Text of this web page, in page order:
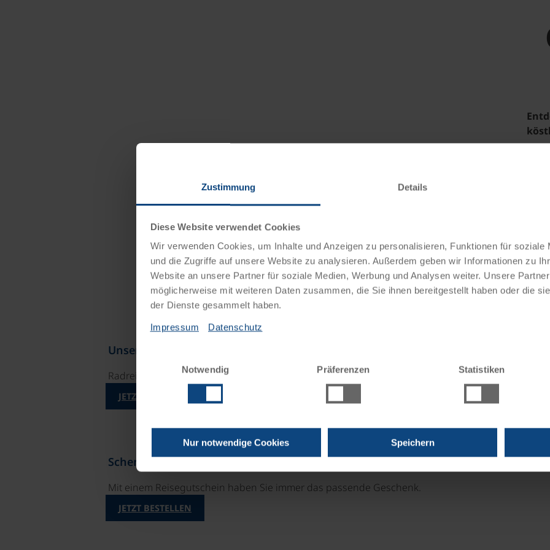
Zustimmung Details
Diese Website verwendet Cookies
Wir verwenden Cookies, um Inhalte und Anzeigen zu personalisieren, Funktionen für soziale
und die Zugriffe auf unsere Website zu analysieren. Außerdem geben wir Informationen zu
Website an unsere Partner für soziale Medien, Werbung und Analysen weiter. Unsere
möglicherweise mit weiteren Daten zusammen, die Sie ihnen bereitgestellt haben oder die
der Dienste gesammelt haben.
Impressum Datenschutz
Einwilligungsauswahl
Notwendig
Präferenzen Statistiken
Nur notwendige Cookies Speichern
Unsere Reisekataloge
Radreisen, Kreuzfahrten und Radkreuzfahrten
JETZT KOSTENFREI BESTELLEN
Schenken Sie unvergessliche Momente!
Mit einem Reisegutschein haben Sie immer das passende Geschenk.
JETZT BESTELLEN